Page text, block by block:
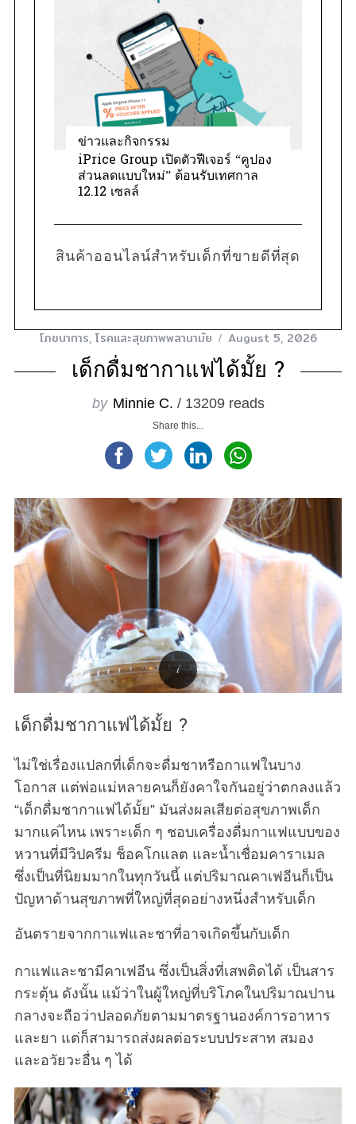
ข่าวและกิจกรรม
iPrice Group เปิดตัวฟีเจอร์ “คูปอง
ส่วนลดแบบใหม่” ต้อนรับเทศกาล
12.12 เซลล์
สินค้าออนไลน์สำหรับเด็กที่ขายดีที่สุด
โภชนาการ, โรคและสุขภาพพลานามัย August 5, 2026
เด็กดื่มชากาแฟได้มั้ย ?
by Minnie C. / 13209 reads
Share this...
เด็กดื่มชากาแฟได้มั้ย ?
ไม่ใช่เรื่องแปลกที่เด็กจะดื่มชาหรือกาแฟในบาง
โอกาส แต่พ่อแม่หลายคนก็ยังคาใจกันอยู่ว่าตกลงแล้ว
“เด็กดื่มชากาแฟได้มั้ย” มันส่งผลเสียต่อสุขภาพเด็ก
มากแค่ไหน เพราะเด็ก ๆ ชอบเครื่องดื่มกาแฟแบบของ
หวานที่มีวิปครีม ช็อคโกแลต และน้ำเชื่อมคาราเมล
ซึ่งเป็นที่นิยมมากในทุกวันนี้ แต่ปริมาณคาเฟอีนก็เป็น
ปัญหาด้านสุขภาพที่ใหญ่ที่สุดอย่างหนึ่งสำหรับเด็ก
อันตรายจากกาแฟและชาที่อาจเกิดขึ้นกับเด็ก
กาแฟและชามีคาเฟอีน ซึ่งเป็นสิ่งที่เสพติดได้ เป็นสาร
กระตุ้น ดังนั้น แม้ว่าในผู้ใหญ่ที่บริโภคในปริมาณปาน
กลางจะถือว่าปลอดภัยตามมาตรฐานองค์การอาหาร
และยา แต่ก็สามารถส่งผลต่อระบบประสาท สมอง
และอวัยวะอื่น ๆ ได้
r
c
h
o